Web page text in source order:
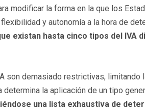
modificar la forma en la que los
y autonomía a la hora de
existan hasta cinco tipos del IVA
son demasiado restrictivas, limitando
la aplicación de un tipo
una lista exhaustiva de